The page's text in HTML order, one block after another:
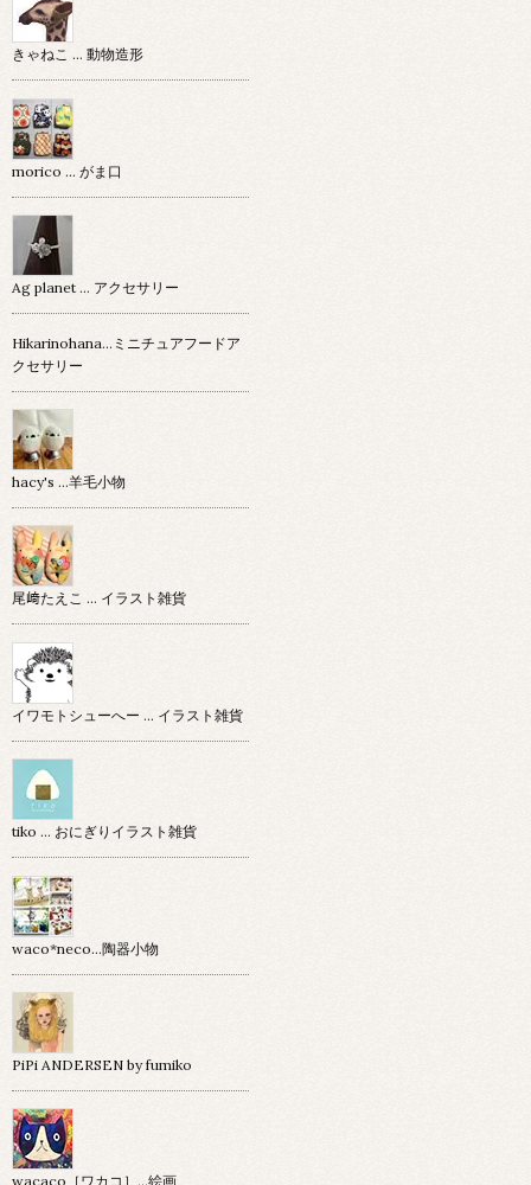
きゃねこ … 動物造形
morico … がま口
Ag planet … アクセサリー
Hikarinohana…ミニチュアフードア
クセサリー
hacy's …羊毛小物
尾﨑たえこ … イラスト雑貨
イワモトシューへー … イラスト雑貨
tiko … おにぎりイラスト雑貨
waco*neco...陶器小物
PiPi ANDERSEN by fumiko
wacaco［ワカコ］…絵画